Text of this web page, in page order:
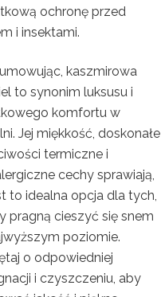
ochronę przed
i insektami.
kaszmirowa
to synonim luksusu i
komfortu w
Jej miękkość, doskonałe
termiczne i
cechy sprawiają,
to idealna opcja dla tych,
pragną cieszyć się snem
poziomie.
o odpowiedniej
i czyszczeniu, aby